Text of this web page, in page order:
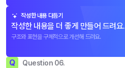
작성한 내용 다듬기
작성한 내용을 더 좋게 만들어 드려요.
구조와 표현을 구체적으로 개선해 드려요.
Q Question 06.